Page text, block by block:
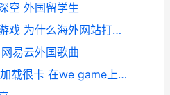
空 外国留学生
海外没办法打开魔核玩游戏 为什么海外网站打不开
易云外国歌曲
海外WeGame下载太慢加载很卡 在we game上下载